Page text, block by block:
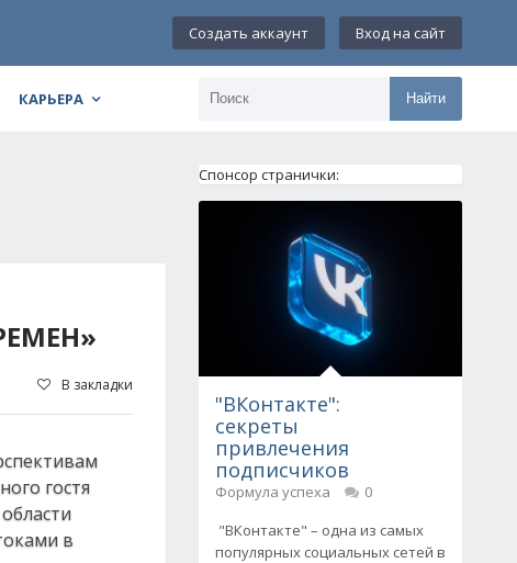
Создать аккаунт Вход на сайт
КАРЬЕРА Найти
В закладки
гостя
в
Спонсор странички:
"ВКонтакте":
секреты
привлечения
подписчиков
Формула успеха
0
"ВКонтакте" – одна из самых
популярных социальных сетей в